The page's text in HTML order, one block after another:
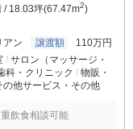
/ 18.03坪(67.47m2)
アン 譲渡額 110万円
サロン（マッサージ・
科・クリニック
物販・
の他サービス・その他
飲食相談可能